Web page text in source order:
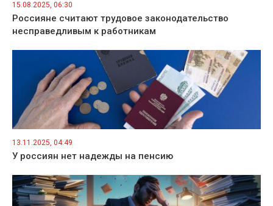
15.08.2025, 06:30
Россияне считают трудовое законодательство
несправедливым к работникам
13.11.2025, 04:49
У россиян нет надежды на пенсию